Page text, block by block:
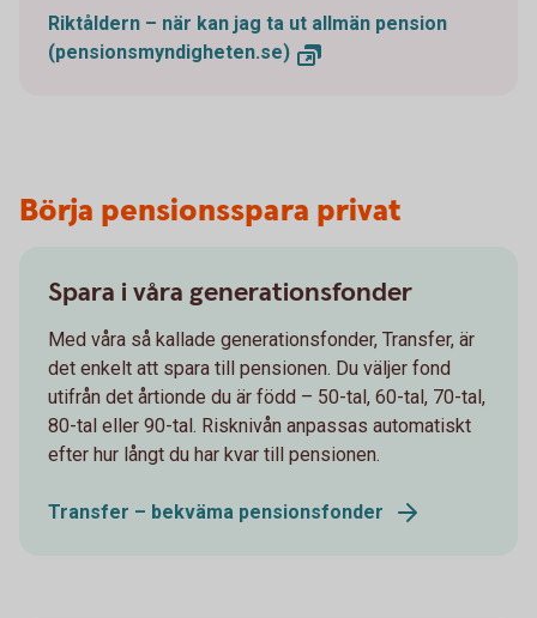
Riktåldern – när kan jag ta ut allmän pension
(pensionsmyndigheten.se)
Börja pensionsspara privat
Spara i våra generationsfonder
Med våra så kallade generationsfonder, Transfer, är
det enkelt att spara till pensionen. Du väljer fond
utifrån det årtionde du är född – 50-tal, 60-tal, 70-tal,
80-tal eller 90-tal. Risknivån anpassas automatiskt
efter hur långt du har kvar till pensionen.
Transfer – bekväma pensionsfonder